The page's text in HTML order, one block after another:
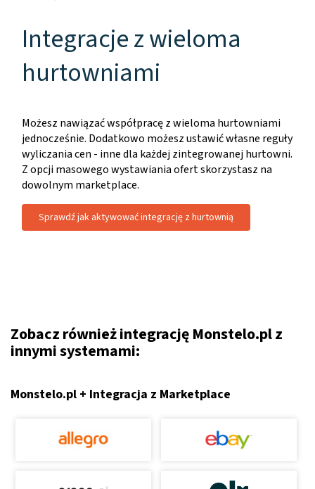
Integracje z wieloma
hurtowniami
Możesz nawiązać współpracę z wieloma hurtowniami
jednocześnie. Dodatkowo możesz ustawić własne reguły
wyliczania cen - inne dla każdej zintegrowanej hurtowni.
Z opcji masowego wystawiania ofert skorzystasz na
dowolnym marketplace.
Sprawdź jak aktywować integrację z hurtownią
Zobacz również integrację Monstelo.pl z
innymi systemami:
Monstelo.pl + Integracja z Marketplace